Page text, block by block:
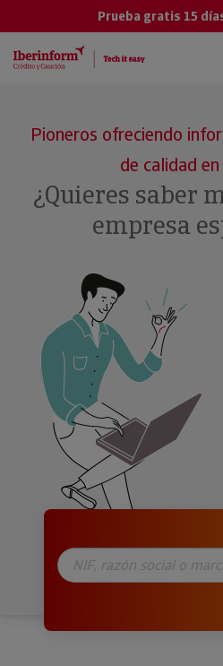
Prueba gratis 15
Pioneros ofreciendo
de calidad
¿Quieres saber
empresa